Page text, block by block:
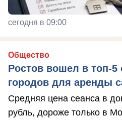
сегодня в 09:00
Общество
Ростов вошел в топ-5
городов для аренды
Средняя цена сеанса в
рубль, дороже только в